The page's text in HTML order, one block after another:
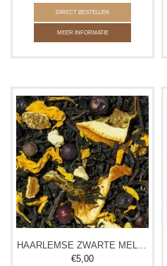
DIRECT BESTELLEN
MEER INFORMATIE
HAARLEMSE ZWARTE MELANGE THEE
€5,00